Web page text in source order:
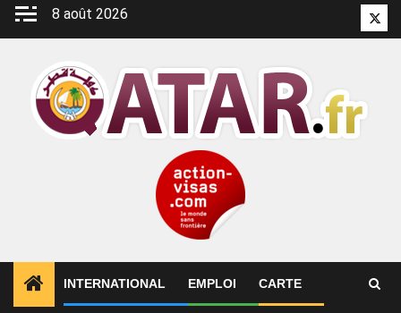
Aller
8 août 2026
INTERNATIONAL EMPLOI CARTE